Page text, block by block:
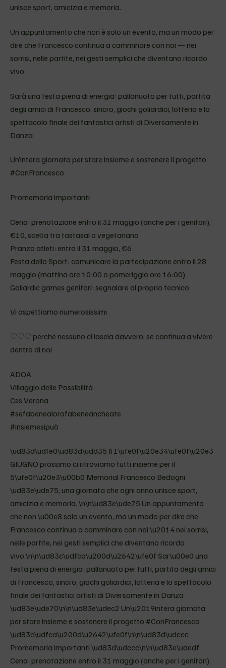
unisce sport, amicizia e memoria.
Un appuntamento che non è solo un evento, ma un modo per
dire che Francesco continua a camminare con noi — nei
sorrisi, nelle partite, nei gesti semplici che diventano ricordo
vivo.
Sarà una festa piena di energia: pallanuoto per tutti, partita
degli amici di Francesco, sincro, giochi goliardici, lotteria e lo
spettacolo finale dei fantastici artisti di Diversamente in
Danza
Un’intera giornata per stare insieme e sostenere il progetto
#ConFrancesco
Promemoria importanti
Cena: prenotazione entro il 31 maggio (anche per i genitori),
€10, scelta tra tastasal o vegetariano
Pranzo atleti: entro il 31 maggio, €6
Festa dello Sport: comunicare la partecipazione entro il 28
maggio (mattina ore 10:00 o pomeriggio ore 16:00)
Goliardic games genitori: segnalare al proprio tecnico
Vi aspettiamo numerosissimi
♡♡♡ perché nessuno ci lascia davvero, se continua a vivere
dentro di noi
ADOA
Villaggio delle Possibilità
Css Verona
#sefabenealorofabeneancheate
#insiemesipuò
\ud83d\udfe0\ud83d\udd35 Il 1\ufe0f\u20e34\ufe0f\u20e3
GIUGNO prossimo ci ritroviamo tutti insieme per il
5\ufe0f\u20e3\u00b0 Memorial Francesco Bedogni
\ud83e\ude75, una giornata che ogni anno unisce sport,
amicizia e memoria. \n\n\ud83e\ude75 Un appuntamento
che non \u00e8 solo un evento, ma un modo per dire che
Francesco continua a camminare con noi \u2014 nei sorrisi,
nelle partite, nei gesti semplici che diventano ricordo
vivo.\n\n\ud83c\udfca\u200d\u2642\ufe0f Sar\u00e0 una
festa piena di energia: pallanuoto per tutti, partita degli amici
di Francesco, sincro, giochi goliardici, lotteria e lo spettacolo
finale dei fantastici artisti di Diversamente in Danza
\ud83e\ude70\n\n\ud83e\udec2 Un\u2019intera giornata
per stare insieme e sostenere il progetto #ConFrancesco
\ud83c\udfca\u200d\u2642\ufe0f\n\n\ud83d\udccc
Promemoria importanti \ud83d\udccc\n\n\ud83e\udedf
Cena: prenotazione entro il 31 maggio (anche per i genitori),